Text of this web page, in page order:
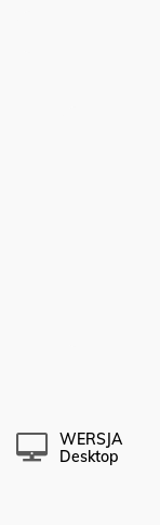
WERSJA
Desktop